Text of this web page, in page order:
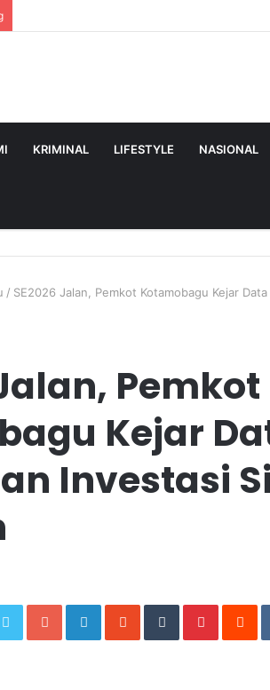
KRIMINAL LIFESTYLE NASIONAL
/ SE2026 Jalan, Pemkot Kotamobagu Kejar
Pemkot
Kejar
Investasi
TwitterGoogle+LinkedInStumbleUpon
TumblrPinterest